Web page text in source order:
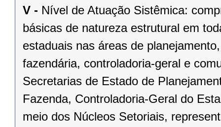
V - Nível de Atuação Sistêmica:
básicas de natureza estrutural em
estaduais nas áreas de
fazendária, controladoria-geral e
Secretarias de Estado de
Fazenda, Controladoria-Geral do
meio dos Núcleos Setoriais,